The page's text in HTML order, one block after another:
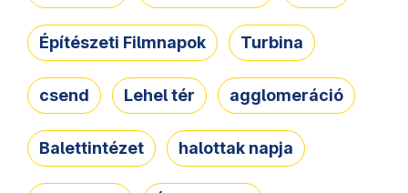
Építészeti Filmnapok Turbina
csend Lehel tér agglomeráció
Balettintézet halottak napja